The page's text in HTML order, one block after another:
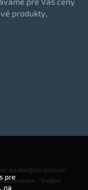
produkty,
pre
na